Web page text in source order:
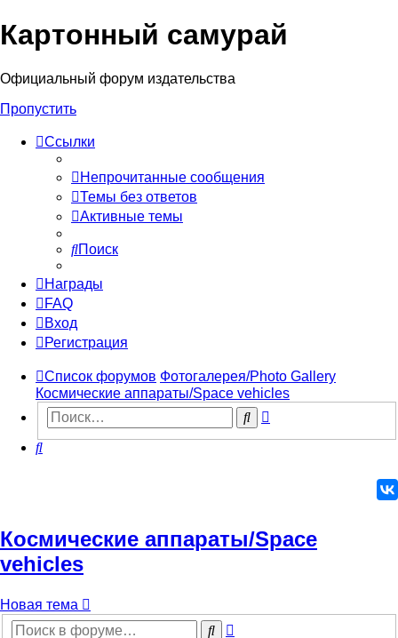
Регистрация
Картонный самурай
Официальный форум издательства
Пропустить
Ссылки
Непрочитанные сообщения
Темы без ответов
Активные темы
Поиск
Награды
FAQ
Вход
Регистрация
Список форумов Фотогалерея/Photo Gallery
Космические аппараты/Space vehicles
Поиск
Поиск
Космические аппараты/Space
vehicles
Новая
тема
Новая тема
Поиск